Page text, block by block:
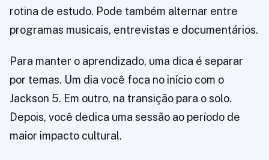
rotina de estudo. Pode também alternar entre
programas musicais, entrevistas e documentários.
Para manter o aprendizado, uma dica é separar
por temas. Um dia você foca no início com o
Jackson 5. Em outro, na transição para o solo.
Depois, você dedica uma sessão ao período de
maior impacto cultural.